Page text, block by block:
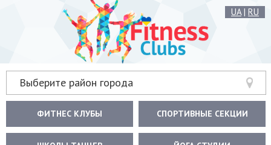
UA| RU
Выберите район города
ФИТНЕС КЛУБЫ СПОРТИВНЫЕ СЕКЦИИ